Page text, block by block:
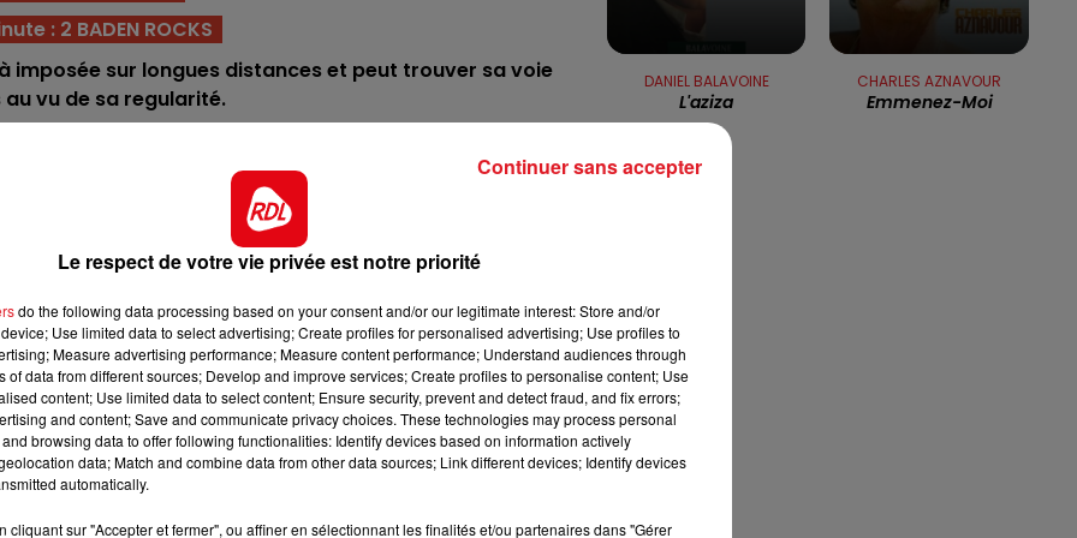
12h00 - 13h00
RDL & VOUS LES APRÈS-MIDI QUI CHANTENT
: 2 BADEN ROCKS
imposée sur longues distances et peut trouver sa voie
vu de sa regularité.
il a gagné sur 3400m et se situe bien en valeur. La
piste, il vient d'enchaîner 2 victoires, notamment à
quinté. Soit confirmer.
celui de Chantilly ne va pas la déranger. Un bon
pour les places.
et reste à la même valeur. Peut de nouveau
un accessit.
revient dans les quintés où il a réussi à se placer
fois.
de catégorie, en bas de tableau c'est un outsider
DANIEL BALAVOINE
L'aziza
CHARLES AZNAVOUR
Emmenez-Moi
Le respect de votre vie privée est notre priorité
do the following data processing based on your consent and/or our legitimate interest: Store and/or
Use limited data to select advertising; Create profiles for personalised advertising; Use profiles to
Measure advertising performance; Measure content performance; Understand audiences through
of data from different sources; Develop and improve services; Create profiles to personalise content; Use
content; Use limited data to select content; Ensure security, prevent and detect fraud, and fix errors;
and content; Save and communicate privacy choices. These technologies may process personal
browsing data to offer following functionalities: Identify devices based on information actively
data; Match and combine data from other data sources; Link different devices; Identify devices
automatically.
cliquant sur "Accepter et fermer", ou affiner en sélectionnant les finalités et/ou partenaires dans "Gérer
Continuer sans accepter